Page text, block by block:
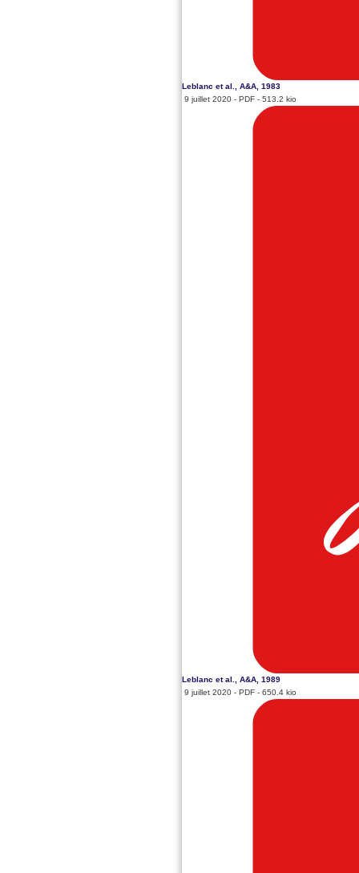
Leblanc et al., A&A, 1983
9 juillet 2020 - PDF - 513.2 kio
Leblanc et al., A&A, 1989
9 juillet 2020 - PDF - 650.4 kio